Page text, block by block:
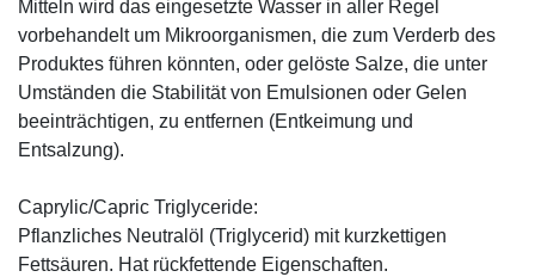
Mitteln wird das eingesetzte Wasser in aller Regel
vorbehandelt um Mikroorganismen, die zum Verderb des
Produktes führen könnten, oder gelöste Salze, die unter
Umständen die Stabilität von Emulsionen oder Gelen
beeinträchtigen, zu entfernen (Entkeimung und
Entsalzung).
Caprylic/Capric Triglyceride:
Pflanzliches Neutralöl (Triglycerid) mit kurzkettigen
Fettsäuren. Hat rückfettende Eigenschaften.